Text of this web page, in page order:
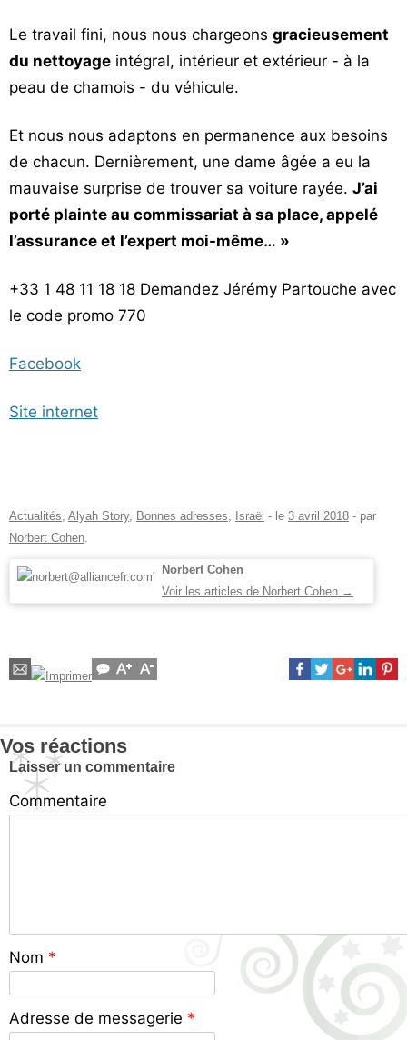
Le travail fini, nous nous chargeons gracieusement
du nettoyage intégral, intérieur et extérieur - à la
peau de chamois - du véhicule.
Et nous nous adaptons en permanence aux besoins
de chacun. Dernièrement, une dame âgée a eu la
mauvaise surprise de trouver sa voiture rayée. J’ai
porté plainte au commissariat à sa place, appelé
l’assurance et l’expert moi-même… »
+33 1 48 11 18 18 Demandez Jérémy Partouche avec
le code promo 770
Facebook
Site internet
Actualités, Alyah Story, Bonnes adresses, Israël - le 3 avril 2018 - par
Norbert Cohen.
Norbert Cohen
Voir les articles de Norbert Cohen →
Vos réactions
Laisser un commentaire
Commentaire
Nom *
Adresse de messagerie *